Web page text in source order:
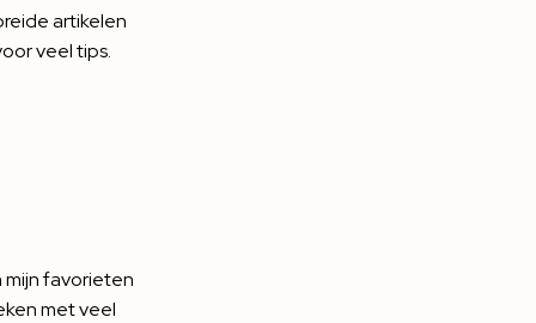
artikelen
veel tips.
mijn favorieten
met veel